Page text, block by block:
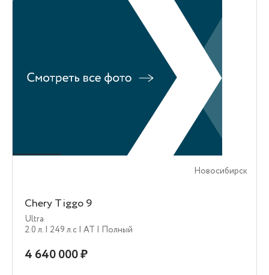
Новосибирск
Chery Tiggo 9
Ultra
2.0 л. | 249 л.c | AT | Полный
4 640 000 ₽